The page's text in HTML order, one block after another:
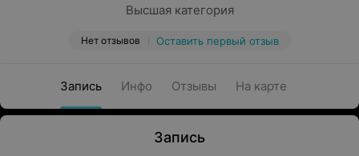
Высшая категория
Нет отзывов Оставить первый отзыв
Запись Инфо Отзывы На карте
Запись